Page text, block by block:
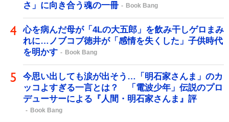
さ」に向き合う魂の一冊
Book Bang
心を病んだ母が「4Lの大五郎」を飲み干しゲロまみ
れに…ノブコブ徳井が「感情を失くした」子供時代
を明かす
Book Bang
今思い出しても涙が出そう…「明石家さんま」のカ
ッコよすぎる一言とは？ 「電波少年」伝説のプロ
デューサーによる『人間・明石家さんま』評
Book Bang